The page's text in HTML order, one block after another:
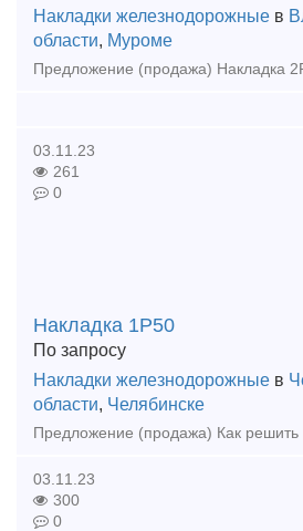
Накладки железнодорожные в
области, Муроме
03.11.23
261
0
Накладка 1Р50
По запросу
Накладки железнодорожные в
области, Челябинске
03.11.23
300
0